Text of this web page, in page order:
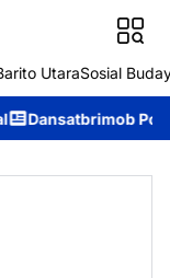
UtaraSosial
Kalteng